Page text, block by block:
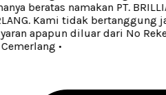
beratas namakan PT.
Kami tidak bertanggung
apapun diluar dari No
•